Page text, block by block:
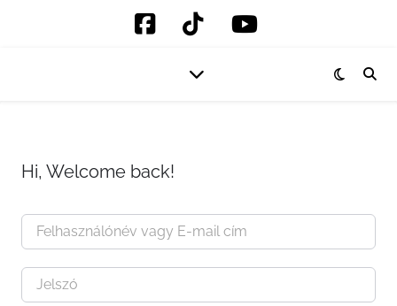
Hi, Welcome back!